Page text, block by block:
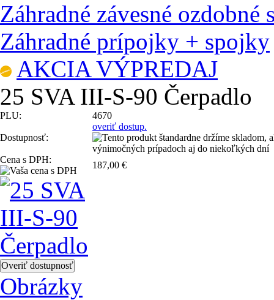
Záhradné závesné ozdobné
Záhradné prípojky + spojky
AKCIA VÝPREDAJ
25 SVA III-S-90 Čerpadlo
PLU: 4670
Dostupnosť:
overiť dostup.
Cena s DPH:
187,00 €
Obrázky